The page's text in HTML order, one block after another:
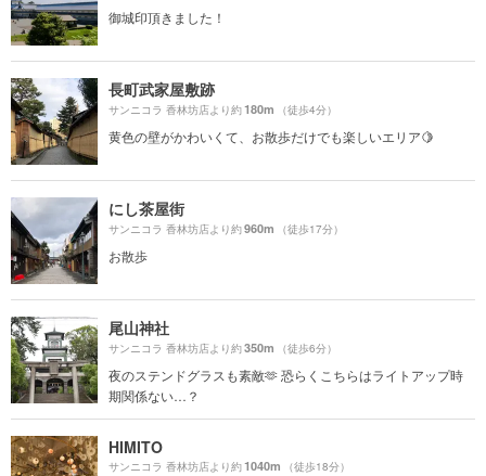
御城印頂きました！
長町武家屋敷跡
サンニコラ 香林坊店より約180m （徒歩4分）
黄色の壁がかわいくて、お散歩だけでも楽しいエリア🍋
にし茶屋街
サンニコラ 香林坊店より約960m （徒歩17分）
お散歩
尾山神社
サンニコラ 香林坊店より約350m （徒歩6分）
夜のステンドグラスも素敵🫶 恐らくこちらはライトアップ時
期関係ない…？
HIMITO
サンニコラ 香林坊店より約1040m （徒歩18分）